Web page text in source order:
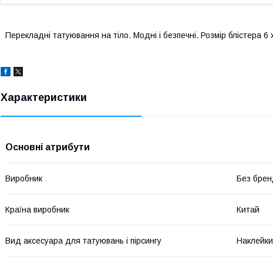
Перекладні татуювання на тіло. Модні і безпечні. Розмір блістера 6
Характеристики
Основні атрибути
Виробник Без
Країна виробник Китай
Вид аксесуара для татуювань і пірсингу